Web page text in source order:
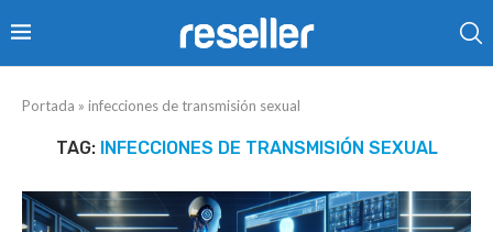
Portada » infecciones de transmisión sexual
TAG: INFECCIONES DE TRANSMISIÓN SEXUAL